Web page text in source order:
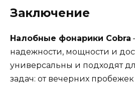
Заключение
Налобные фонарики Cobra
надежности, мощности и
универсальны и подходят
задач: от вечерних